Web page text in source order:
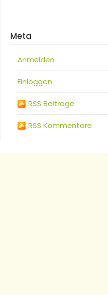
Meta
Anmelden
Einloggen
RSS Beiträge
RSS Kommentare